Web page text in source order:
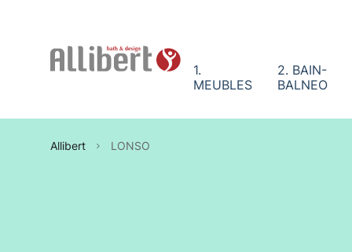
1.
MEUBLES
2. BAIN-
BALNEO
Allibert LONSO